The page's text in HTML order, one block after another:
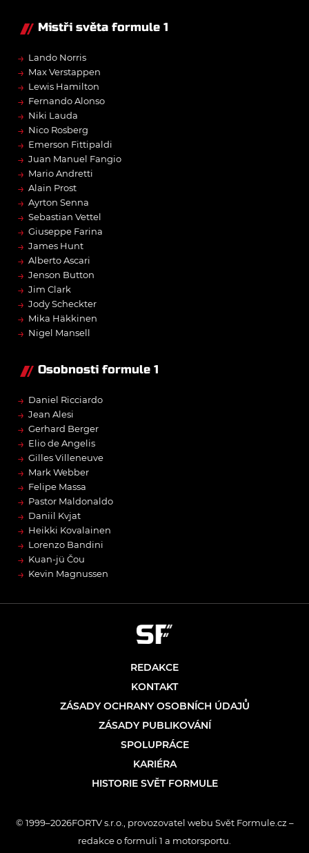
Mistři světa formule 1
→ Lando Norris
→ Max Verstappen
→ Lewis Hamilton
→ Fernando Alonso
→ Niki Lauda
→ Nico Rosberg
→ Emerson Fittipaldi
→ Juan Manuel Fangio
→ Mario Andretti
→ Alain Prost
→ Ayrton Senna
→ Sebastian Vettel
→ Giuseppe Farina
→ James Hunt
→ Alberto Ascari
→ Jenson Button
→ Jim Clark
→ Jody Scheckter
→ Mika Häkkinen
→ Nigel Mansell
Osobnosti formule 1
→ Daniel Ricciardo
→ Jean Alesi
→ Gerhard Berger
→ Elio de Angelis
→ Gilles Villeneuve
→ Mark Webber
→ Felipe Massa
→ Pastor Maldonaldo
→ Daniil Kvjat
→ Heikki Kovalainen
→ Lorenzo Bandini
→ Kuan-jü Čou
→ Kevin Magnussen
REDAKCE
KONTAKT
ZÁSADY OCHRANY OSOBNÍCH ÚDAJŮ
ZÁSADY PUBLIKOVÁNÍ
SPOLUPRÁCE
KARIÉRA
HISTORIE SVĚT FORMULE
© 1999–2026FORTV s.r.o., provozovatel webu Svět Formule.cz –
redakce o formuli 1 a motorsportu.